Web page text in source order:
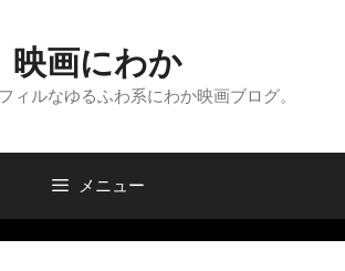
映画にわか
ィルなゆるふわ系にわか映画ブログ。
メニュー